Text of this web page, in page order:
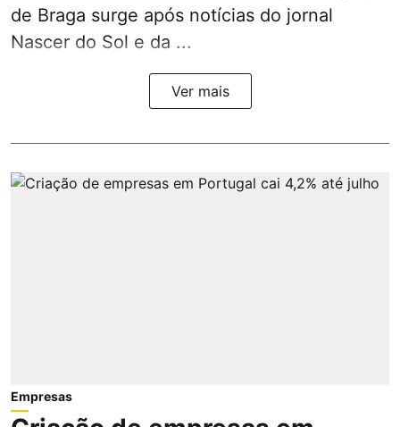
de Braga surge após notícias do jornal
Nascer do Sol e da ...
Ver mais
Empresas